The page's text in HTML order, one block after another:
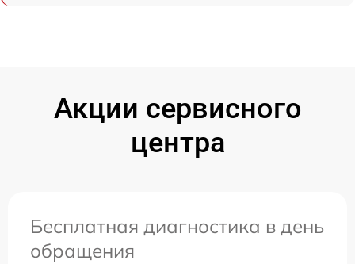
Акции сервисного
центра
Бесплатная диагностика в день
обращения